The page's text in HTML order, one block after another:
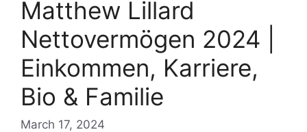
Matthew Lillard
Nettovermögen 2024 |
Einkommen, Karriere,
Bio & Familie
March 17, 2024